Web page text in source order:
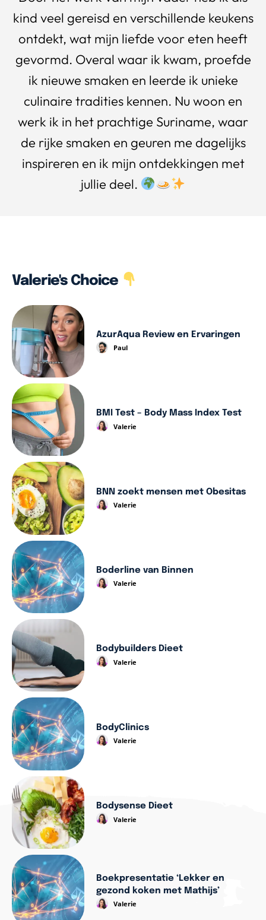
kind veel gereisd en verschillende keukens
ontdekt, wat mijn liefde voor eten heeft
gevormd. Overal waar ik kwam, proefde
ik nieuwe smaken en leerde ik unieke
culinaire tradities kennen. Nu woon en
werk ik in het prachtige Suriname, waar
de rijke smaken en geuren me dagelijks
inspireren en ik mijn ontdekkingen met
jullie deel.
Valerie's Choice
AzurAqua Review en Ervaringen
Paul
BMI Test – Body Mass Index Test
Valerie
BNN zoekt mensen met Obesitas
Valerie
Boderline van Binnen
Valerie
Bodybuilders Dieet
Valerie
BodyClinics
Valerie
Bodysense Dieet
Valerie
Boekpresentatie ‘Lekker en
gezond koken met Mathijs’
Valerie